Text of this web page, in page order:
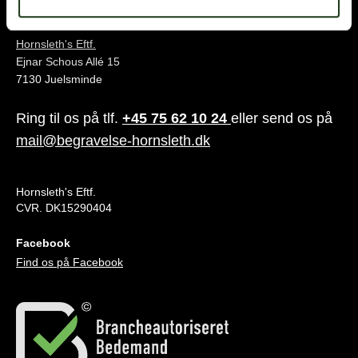
Hornsleth's Eftf.
Ejnar Schous Allé 15
7130 Juelsminde
Ring til os på tlf. +45 75 62 10 24 eller send os på
mail@begravelse-hornsleth.dk
Hornsleth's Eftf.
CVR. DK15290404
Facebook
Find os på Facebook